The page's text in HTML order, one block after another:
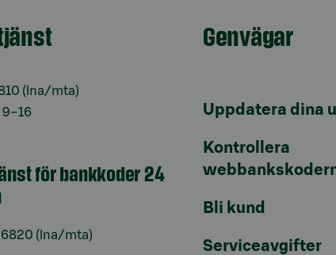
(lna/mta)
för bankkoder 24
(lna/mta)
Genvägar
Uppdatera dina
Kontrollera
Bli kund
Serviceavgifter